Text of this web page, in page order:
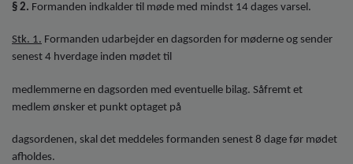
§ 2. Formanden indkalder til møde med mindst 14 dages varsel.
Stk. 1. Formanden udarbejder en dagsorden for møderne og sender
senest 4 hverdage inden mødet til
medlemmerne en dagsorden med eventuelle bilag. Såfremt et
medlem ønsker et punkt optaget på
dagsordenen, skal det meddeles formanden senest 8 dage før mødet
afholdes.